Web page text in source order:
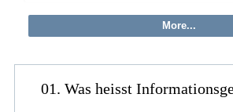
01. Was heisst